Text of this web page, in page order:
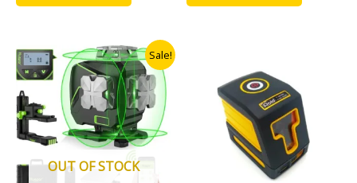
Sale!
OUT OF STOCK
Original
price
was:
99.000Ft.
Current
price
is:
84.900Ft.